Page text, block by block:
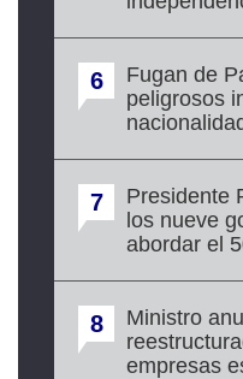
6
Fugan de
peligrosos
7
Presidente
los nueve
abordar el
8
Ministro
empresas